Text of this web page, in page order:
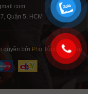
Quận 5, HCM
quyền bởi Phụ Tùng Thái Lan.